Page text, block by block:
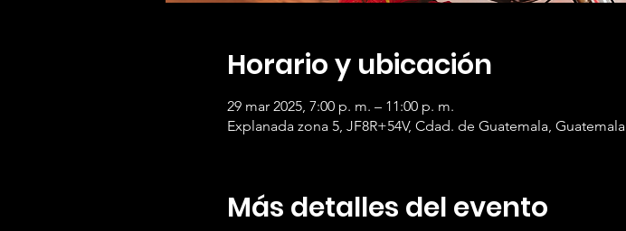
Horario y ubicación
29 mar 2025, 7:00 p. m. – 11:00 p. m.
Explanada zona 5, JF8R+54V, Cdad. de Guatemala, Guatemala
Más detalles del evento